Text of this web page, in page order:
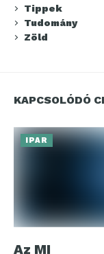
Tippek
Tudomány
Zöld
KAPCSOLÓDÓ
IPAR
Az MI